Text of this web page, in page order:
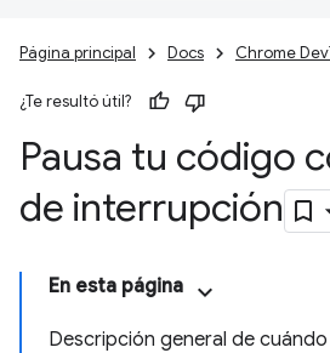
Página principal Docs Chrome
¿Te resultó útil?
Pausa tu código
de interrupción
En esta página
Descripción general de